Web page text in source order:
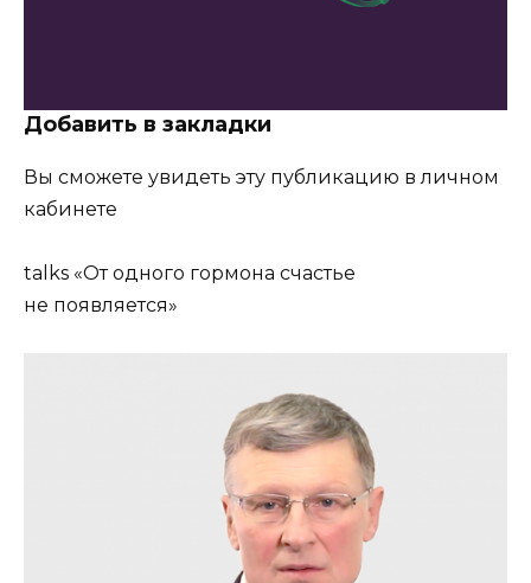
Добавить в закладки
Вы сможете увидеть эту публикацию в личном
кабинете
talks «От одного гормона счастье
не появляется»